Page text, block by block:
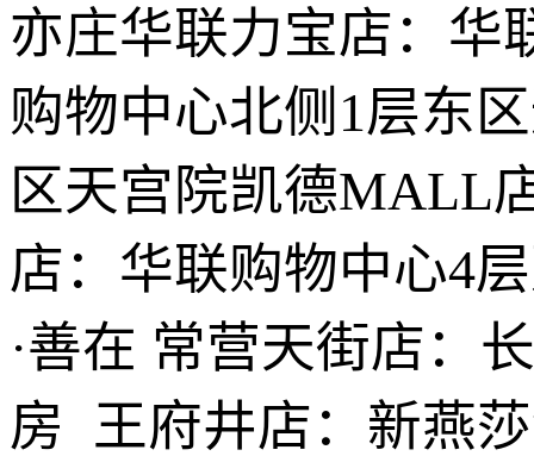
亦庄华联力宝店：华
购物中心北侧1层东
区天宫院凯德MALL
店：华联购物中心4
·善在 常营天街店：
房 王府井店：新燕